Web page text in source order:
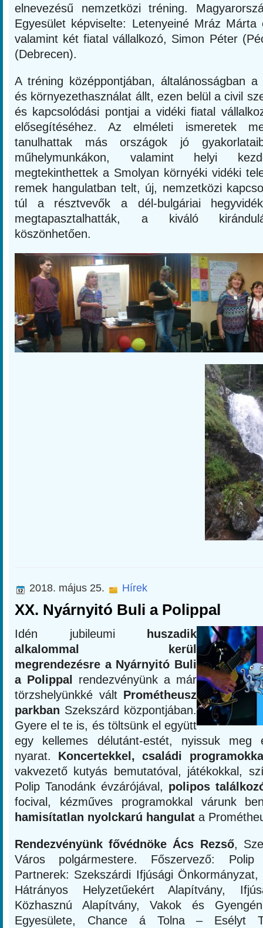
elnevezésű nemzetközi tréning.
Egyesület képviselte: Letenyeiné Mráz
valamint két fiatal vállalkozó, Simon Péter
(Debrecen).
A tréning középpontjában, általánosságban
és környezethasználat állt, ezen belül a civil
és kapcsolódási pontjai a vidéki fiatal
elősegítéséhez. Az elméleti ismeretek
tanulhattak más országok jó
műhelymunkákon, valamint helyi
megtekinthettek a Smolyan környéki vidéki
remek hangulatban telt, új, nemzetközi
túl a résztvevők a dél-bulgáriai
megtapasztalhatták, a kiváló
köszönhetően.
2018. május 25. Hírek
XX. Nyárnyitó Buli a Polippal
Idén jubileumi
huszadik
alkalommal kerül
megrendezésre a Nyárnyitó Buli
a Polippal
rendezvényünk a már
törzshelyünkké vált Prométheusz
parkban Szekszárd központjában.
Gyere el te is, és töltsünk el együtt
egy kellemes délutánt-estét, nyissuk meg
nyarat. Koncertekkel, családi
vakvezető kutyás bemutatóval, játékokkal,
Polip Tanodánk évzárójával, polipos
focival, kézműves programokkal várunk
hamisítatlan nyolckarú hangulat a
Rendezvényünk fővédnöke Ács Rezső,
Város polgármestere. Főszervező: Polip
Partnerek: Szekszárdi Ifjúsági
Hátrányos Helyzetűekért Alapítvány,
Közhasznú Alapítvány, Vakok és
Egyesülete, Chance á Tolna – Esélyt